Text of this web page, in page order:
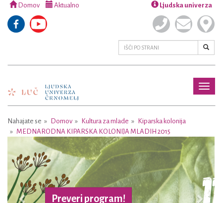
Domov Aktualno Ljudska univerza
Nahajate se Domov Kultura za mlade
Kiparska kolonija
MEDNARODNA KIPARSKA KOLONIJA MLADIH 2015
Preveri program!
Previous Next